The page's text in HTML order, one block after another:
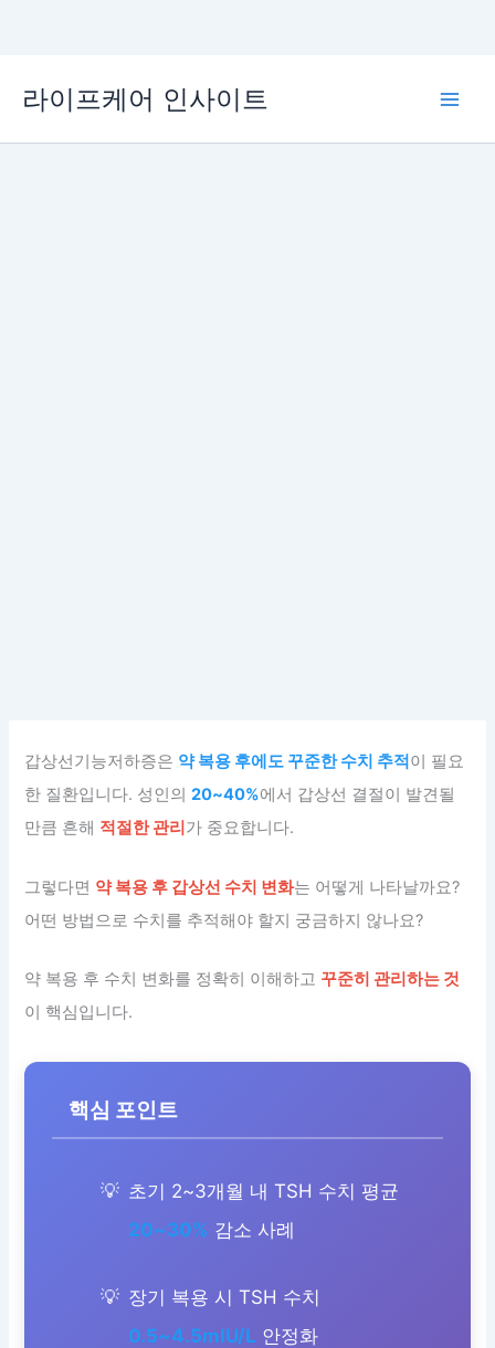
로
라이프케어 인사이트
갑상선기능저하증은 약 복용 후에도 꾸준한 수치 추적이 필요
한 질환입니다. 성인의20~40%에서 갑상선 결절이 발견될
만큼 흔해 적절한 관리가 중요합니다.
그렇다면 약 복용 후 갑상선 수치 변화는 어떻게 나타날까요?
어떤 방법으로 수치를 추적해야 할지 궁금하지 않나요?
약 복용 후 수치 변화를 정확히 이해하고 꾸준히 관리하는 것
이 핵심입니다.
핵심 포인트
초기 2~3개월 내 TSH 수치 평균
20~30% 감소 사례
장기 복용 시 TSH 수치
0.5~4.5mIU/L 안정화